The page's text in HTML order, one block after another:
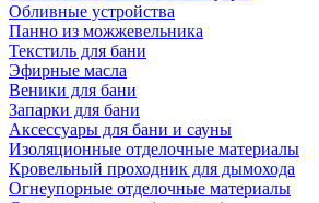
Обливные устройства
Панно из можжевельника
Текстиль для бани
Эфирные масла
Веники для бани
Запарки для бани
Аксессуары для бани и сауны
Изоляционные отделочные материалы
Кровельный проходник для дымохода
Огнеупорные отделочные материалы